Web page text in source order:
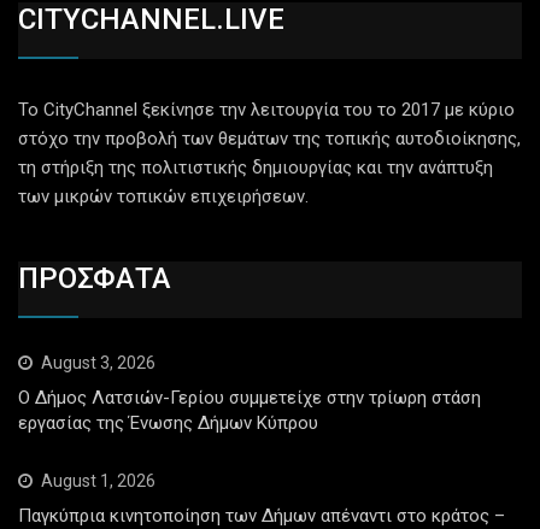
CITYCHANNEL.LIVE
Το CityChannel ξεκίνησε την λειτουργία του το 2017 με κύριο
στόχο την προβολή των θεμάτων της τοπικής αυτοδιοίκησης,
τη στήριξη της πολιτιστικής δημιουργίας και την ανάπτυξη
των μικρών τοπικών επιχειρήσεων.
ΠΡΟΣΦΑΤΑ
August 3, 2026
Ο Δήμος Λατσιών-Γερίου συμμετείχε στην τρίωρη στάση
εργασίας της Ένωσης Δήμων Κύπρου
August 1, 2026
Παγκύπρια κινητοποίηση των Δήμων απέναντι στο κράτος –